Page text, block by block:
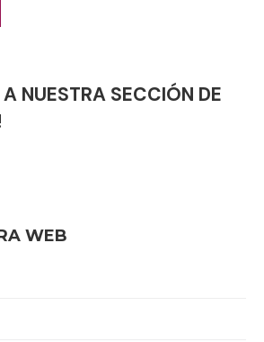
A NUESTRA SECCIÓN DE
WEB